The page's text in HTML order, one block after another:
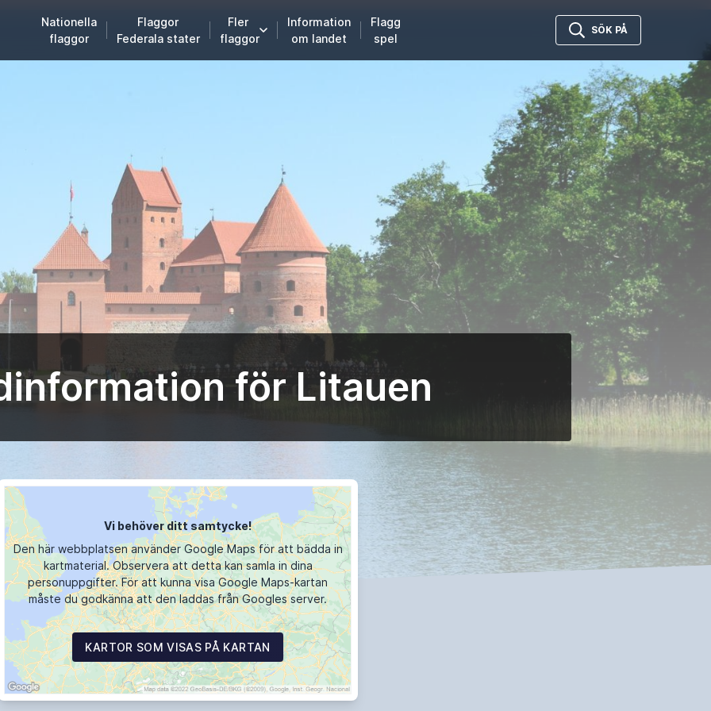
Nationella
flaggor
Flaggor
Federala stater
Fler
flaggor
Information
om landet
Flagg
spel
SÖK PÅ
för Litauen
Vi behöver ditt samtycke!
Den här webbplatsen använder Google Maps för att bädda in
kartmaterial. Observera att detta kan samla in dina
personuppgifter. För att kunna visa Google Maps-kartan
måste du godkänna att den laddas från Googles server.
KARTOR SOM VISAS PÅ KARTAN